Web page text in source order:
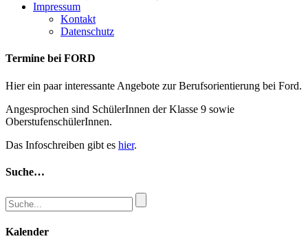
Impressum
Kontakt
Datenschutz
Termine bei FORD
Hier ein paar interessante Angebote zur Berufsorientierung bei Ford.
Angesprochen sind SchülerInnen der Klasse 9 sowie
OberstufenschülerInnen.
Das Infoschreiben gibt es hier.
Suche…
Kalender